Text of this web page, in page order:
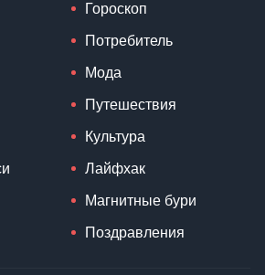
Гороскоп
Потребитель
Мода
Путешествия
Культура
Лайфхак
Магнитные бури
Поздравления